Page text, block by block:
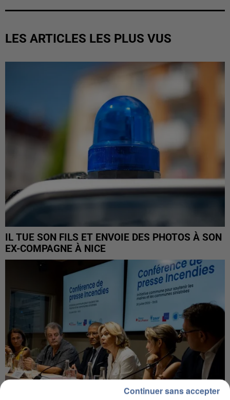
LES ARTICLES LES PLUS VUS
IL TUE SON FILS ET ENVOIE DES PHOTOS À SON
EX-COMPAGNE À NICE
Continuer sans accepter